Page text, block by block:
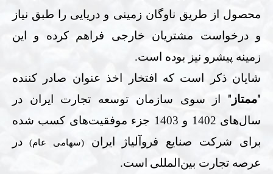
محصول از طریق ناوگان زمینی و دریایی را طبق نیاز
و درخواست مشتریان خارجی فراهم کرده و این
زمینه پیشرو نیز بوده است.
شایان ذکر است که افتخار اخذ عنوان صادر کننده
"ممتاز " از سوی سازمان توسعه تجارت ایران در
سال‌های 1402 و 1403 جزء موفقیت‌های کسب شده
برای شرکت صنایع فروآلیاژ ایران(سهامی عام) در
عرصه تجارت بین‌المللی است.